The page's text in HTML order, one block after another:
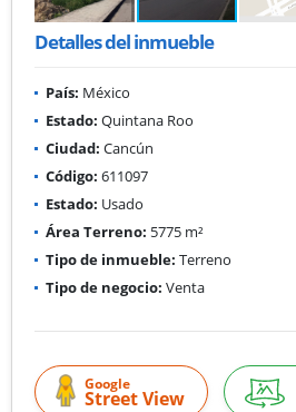
Detalles del inmueble
País: México
Estado: Quintana Roo
Ciudad: Cancún
Código: 611097
Estado: Usado
Área Terreno: 5775 m²
Tipo de inmueble: Terreno
Tipo de negocio: Venta
Google
Street View